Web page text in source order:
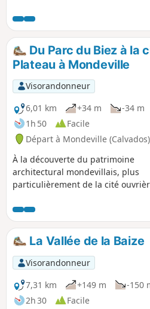
Cormelles et le Jardin du Parc, au
longez les jardins familiaux. À
faites un crochet par le cimetière
du Bois et vous vous rendrez
compte que Cormelles-le-Royal,
traversez peut-être régulièrement
voiture, est beaucoup plus riche
végétalisés qu'on pourrait croire.
Du Parc du Biez à la
Plateau à Mondeville
Visorandonneur
6,01 km
+34 m
-34 m
1h 50
Facile
Départ à Mondeville (Calvados)
À la découverte du patrimoine
architectural mondevillais, plus
particulièrement de la cité
du Biez.
La Vallée de la Baize
Visorandonneur
7,31 km
+149 m
-150
2h 30
Facile